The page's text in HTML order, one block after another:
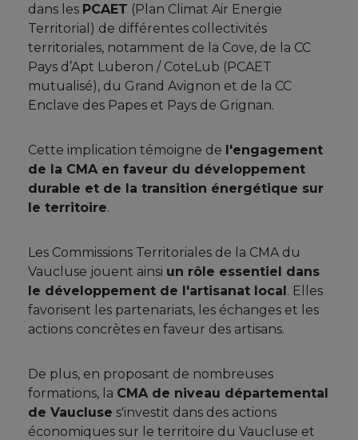
dans les PCAET (Plan Climat Air Energie
Territorial) de différentes collectivités
territoriales, notamment de la Cove, de la CC
Pays d’Apt Luberon / CoteLub (PCAET
mutualisé), du Grand Avignon et de la CC
Enclave des Papes et Pays de Grignan.
Cette implication témoigne de l'engagement
de la CMA en faveur du développement
durable et de la transition énergétique sur
le territoire.
Les Commissions Territoriales de la CMA du
Vaucluse jouent ainsi un rôle essentiel dans
le développement de l'artisanat local. Elles
favorisent les partenariats, les échanges et les
actions concrètes en faveur des artisans.
De plus, en proposant de nombreuses
formations, la CMA de niveau départemental
de Vaucluse s'investit dans des actions
économiques sur le territoire du Vaucluse et